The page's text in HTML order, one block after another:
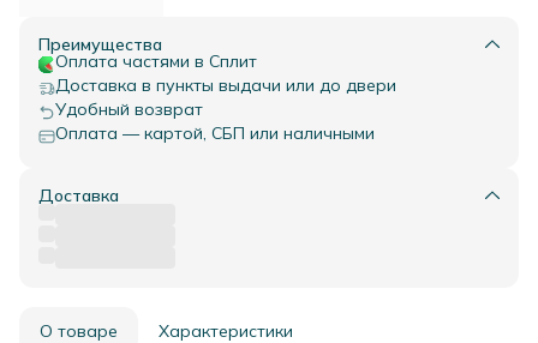
Преимущества
Оплата частями в Сплит
Доставка в пункты выдачи или до двери
Удобный возврат
Оплата — картой, СБП или наличными
Доставка
О товаре Характеристики